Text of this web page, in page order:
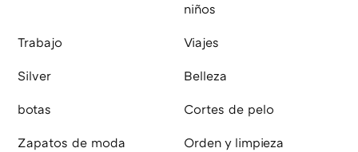
niños
Trabajo Viajes
Silver Belleza
botas Cortes de pelo
Zapatos de moda Orden y limpieza